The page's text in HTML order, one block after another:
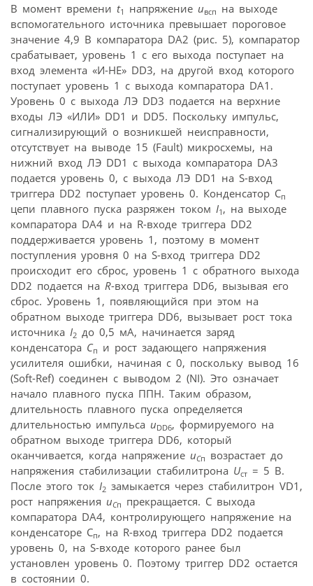
В момент времени t1 напряжение uвсп на выходе
вспомогательного источника превышает пороговое
значение 4,9 В компаратора DA2 (рис. 5), компаратор
срабатывает, уровень 1 с его выхода поступает на
вход элемента «И-НЕ» DD3, на другой вход которого
поступает уровень 1 с выхода компаратора DA1.
Уровень 0 с выхода ЛЭ DD3 подается на верхние
входы ЛЭ «ИЛИ» DD1 и DD5. Поскольку импульс,
сигнализирующий о возникшей неисправности,
отсутствует на выводе 15 (Fault) микросхемы, на
нижний вход ЛЭ DD1 с выхода компаратора DA3
подается уровень 0, с выхода ЛЭ DD1 на S-вход
триггера DD2 поступает уровень 0. Конденсатор Cп
цепи плавного пуска разряжен током I1 , на выходе
компаратора DA4 и на R-входе триггера DD2
поддерживается уровень 1, поэтому в момент
поступления уровня 0 на S-вход триггера DD2
происходит его сброс, уровень 1 с обратного выхода
DD2 подается на R-вход триггера DD6, вызывая его
сброс. Уровень 1, появляющийся при этом на
обратном выходе триггера DD6, вызывает рост тока
источника I2 до 0,5 мА, начинается заряд
конденсатора Cп и рост задающего напряжения
усилителя ошибки, начиная с 0, поскольку вывод 16
(Soft-Ref) соединен с выводом 2 (NI). Это означает
начало плавного пуска ППН. Таким образом,
длительность плавного пуска определяется
длительностью импульса uDD6, формируемого на
обратном выходе триггера DD6, который
оканчивается, когда напряжение uCп возрастает до
напряжения стабилизации стабилитрона Uст = 5 В.
После этого ток I2 замыкается через стабилитрон VD1,
рост напряжения uCп прекращается. С выхода
компаратора DA4, контролирующего напряжение на
конденсаторе Cп, на R-вход триггера DD2 подается
уровень 0, на S-входе которого ранее был
установлен уровень 0. Поэтому триггер DD2 остается
в состоянии 0.